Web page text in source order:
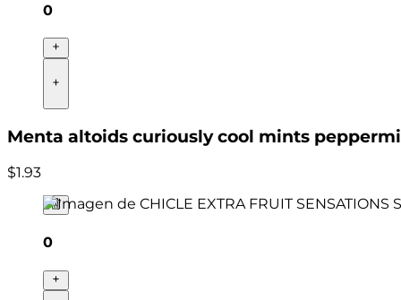
0
Menta altoids curiously cool mints
$1.93
0